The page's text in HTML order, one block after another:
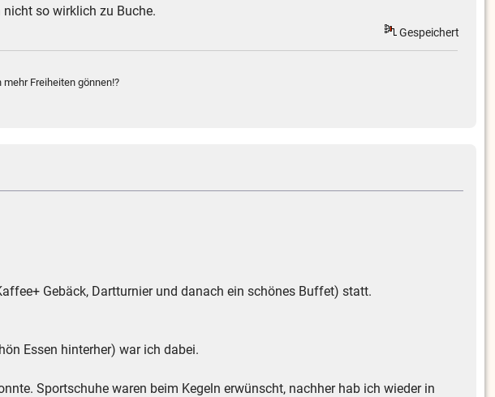
so wirklich zu Buche.
Gespeichert
Freiheiten gönnen!?
Gebäck, Dartturnier und danach ein schönes Buffet) statt.
Essen hinterher) war ich dabei.
Sportschuhe waren beim Kegeln erwünscht, nachher hab ich wieder in